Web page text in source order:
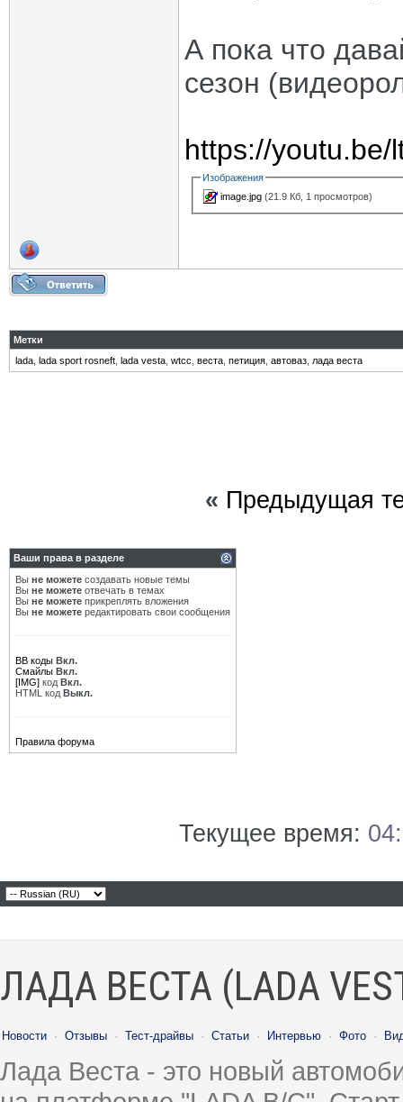
А пока что
сезон
https://youtu.be/
Изображения
image.jpg (21.9 Кб, 1 просмотров)
Метки
lada lada sport rosneft lada vesta wtcc веста петиция автоваз лада веста
« Предыдущая
Ваши права в разделе
Вы не можете создавать новые темы
Вы не можете отвечать в темах
Вы не можете прикреплять вложения
Вы не можете редактировать свои сообщения
BB коды Вкл.
Смайлы Вкл.
[IMG] код Вкл.
HTML код Выкл.
Правила форума
Текущее время:
ЛАДА ВЕСТА (LADA
Новости · Отзывы · Тест-драйвы · Статьи · Интервью · Фото ·
Лада Веста - это новый